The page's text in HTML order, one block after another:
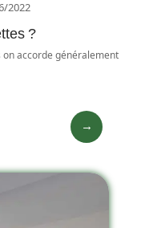
2022
?
accorde généralement